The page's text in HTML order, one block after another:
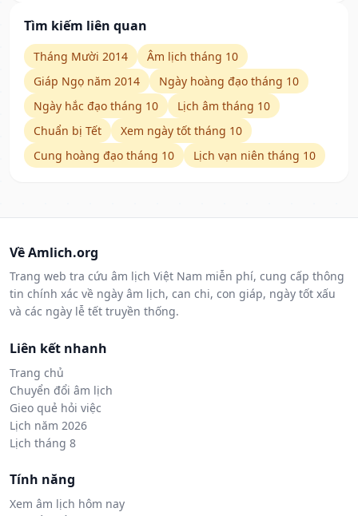
Tìm kiếm liên quan
Tháng Mười 2014
Âm lịch tháng 10
Giáp Ngọ năm 2014
Ngày hoàng đạo tháng 10
Ngày hắc đạo tháng 10
Lịch âm tháng 10
Chuẩn bị Tết
Xem ngày tốt tháng 10
Cung hoàng đạo tháng 10
Lịch vạn niên tháng 10
Về Amlich.org
Trang web tra cứu âm lịch Việt Nam miễn phí, cung cấp thông
tin chính xác về ngày âm lịch, can chi, con giáp, ngày tốt xấu
và các ngày lễ tết truyền thống.
Liên kết nhanh
Trang chủ
Chuyển đổi âm lịch
Gieo quẻ hỏi việc
Lịch năm 2026
Lịch tháng 8
Tính năng
Xem âm lịch hôm nay